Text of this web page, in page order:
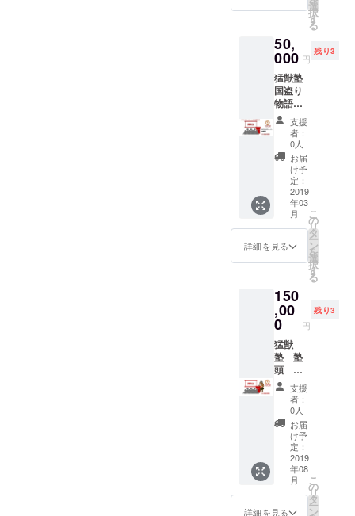
業実務の傍
ら、トレー
ナーとして
その知識・
スキルを社
内外に指
導。販売企
画マネー
ジャーとし
て日用品・
医薬品等の
様々なカテ
ゴリー・ブ
ランドの販
案、パン
パース、
ジョイ、
VICS諸製品
等の数々の
新製品発売
を成功に導
本職はセー
ルス＆マー
ケティング
２１時
１８時
４５
分）
【場
所】富
山市内
猛獣塾
Webコ
ミュニ
ティ/ビ
ジネス
クラブ
説明
会 参
加権利
開催は
翌日８
す ※日
程は、
都合に
より変
更の可
能性が
ありま
す ※交
通費
は、ご
負担お
願いし
ます ※
終了
後、場
所等の
詳細を
メール
選
択
す
る
50,
000 円
残り3
猛獣塾
国盗り
物語を
プロ
デュー
スして
います
CAMPF
IRE公式
キュ
レー
ター
大村和
彦 講演
会を開
（日本
国内）
通常講
師料
１０８
０００
円をＣ
ＡＭＰ
ＦＩＲ
Ｅ特別
価格５
０００
０円
【内
容】 ク
ラウド
ファン
ディン
支援
者：
0人
お届
け予
定：
2019
年03
月
詳細を見る
こ
の
リ
タ
ー
ン
を
選
択
す
る
150
,00
0 円
残り3
猛獣
塾 塾
頭 西
田浩史
講演会
を開催
する権
利（日
本国
内） 通
常講師
料 ９
０分４
８６，
支援
者：
0人
お届
け予
定：
2019
年08
月
詳細を見る
こ
の
リ
タ
ー
ン